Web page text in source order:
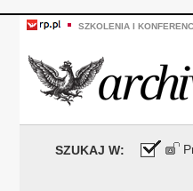
SZKOLENIA I
SZUKAJ W: